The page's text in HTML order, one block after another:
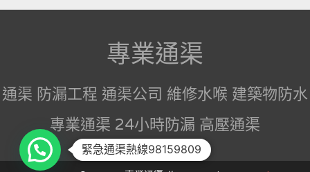
專業通渠
通渠 防漏工程 通渠公司 維修水喉 建築物防水
專業通渠 24小時防漏 高壓通渠
緊急通渠熱線98159809